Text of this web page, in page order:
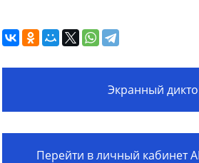
Экранный
Перейти в личный кабинет